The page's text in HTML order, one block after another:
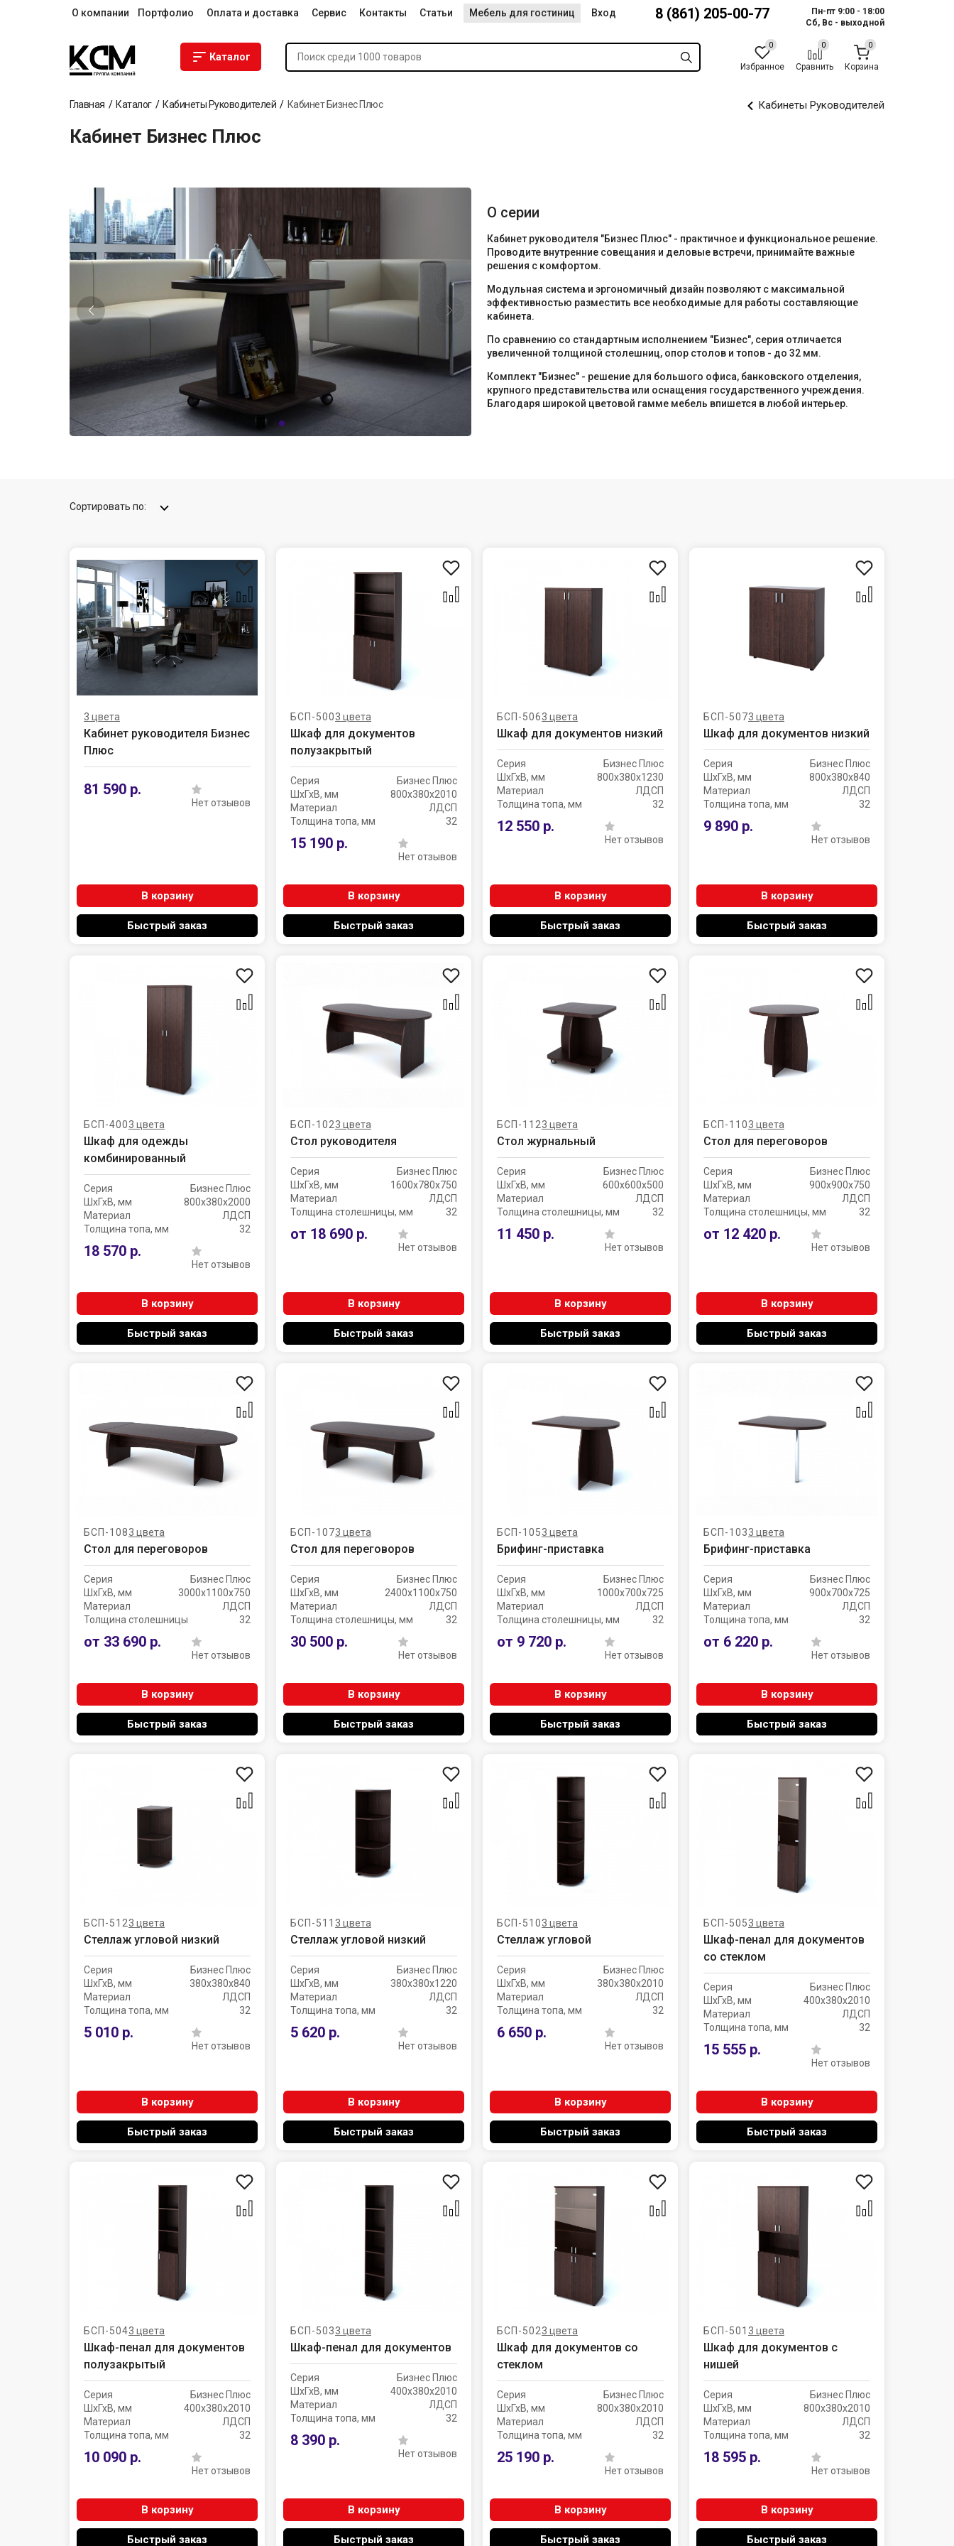
О компании Портфолио Оплата и доставка Сервис Контакты Статьи Мебель для гостиниц Вход 8 (861) 205-00-77
Пн-пт 9:00 - 18:00
Сб, Вс - выходной
Каталог
Избранное Сравнить Корзина
Главная Каталог Кабинеты Руководителей Кабинет Бизнес Плюс Кабинеты Руководителей
Кабинет Бизнес Плюс
О серии
Кабинет руководителя "Бизнес Плюс" - практичное и функциональное решение.
Проводите внутренние совещания и деловые встречи, принимайте важные
решения с комфортом.
Модульная система и эргономичный дизайн позволяют с максимальной
эффективностью разместить все необходимые для работы составляющие
кабинета.
По сравнению со стандартным исполнением "Бизнес", серия отличается
увеличенной толщиной столешниц, опор столов и топов - до 32 мм.
Комплект "Бизнес" - решение для большого офиса, банковского отделения,
крупного представительства или оснащения государственного учреждения.
Благодаря широкой цветовой гамме мебель впишется в любой интерьер.
Сортировать по:
3 цвета
Кабинет руководителя Бизнес
Плюс
81 590 р.
Нет отзывов
В корзину
Быстрый заказ
БСП-5003 цвета
Шкаф для документов
полузакрытый
Серия
Бизнес Плюс
ШхГхВ, мм
800х380х2010
Материал
ЛДСП
Толщина топа, мм
32
15 190 р.
Нет отзывов
В корзину
Быстрый заказ
БСП-5063 цвета
Шкаф для документов низкий
Серия
Бизнес Плюс
ШхГхВ, мм
800х380х1230
Материал
ЛДСП
Толщина топа, мм
32
12 550 р.
Нет отзывов
В корзину
Быстрый заказ
БСП-5073 цвета
Шкаф для документов низкий
Серия
Бизнес Плюс
ШхГхВ, мм
800х380х840
Материал
ЛДСП
Толщина топа, мм
32
9 890 р.
Нет отзывов
В корзину
Быстрый заказ
БСП-4003 цвета
Шкаф для одежды
комбинированный
Серия
Бизнес Плюс
ШхГхВ, мм
800х380х2000
Материал
ЛДСП
Толщина топа, мм
32
18 570 р.
Нет отзывов
В корзину
Быстрый заказ
БСП-1023 цвета
Стол руководителя
Серия
Бизнес Плюс
ШхГхВ, мм
1600х780х750
Материал
ЛДСП
Толщина столешницы, мм
32
от 18 690 р.
Нет отзывов
В корзину
Быстрый заказ
БСП-1123 цвета
Стол журнальный
Серия
Бизнес Плюс
ШхГхВ, мм
600х600х500
Материал
ЛДСП
Толщина столешницы, мм
32
11 450 р.
Нет отзывов
В корзину
Быстрый заказ
БСП-1103 цвета
Стол для переговоров
Серия
Бизнес Плюс
ШхГхВ, мм
900х900х750
Материал
ЛДСП
Толщина столешницы, мм
32
от 12 420 р.
Нет отзывов
В корзину
Быстрый заказ
БСП-1083 цвета
Стол для переговоров
Серия
Бизнес Плюс
ШхГхВ, мм
3000х1100х750
Материал
ЛДСП
Толщина столешницы
32
от 33 690 р.
Нет отзывов
В корзину
Быстрый заказ
БСП-1073 цвета
Стол для переговоров
Серия
Бизнес Плюс
ШхГхВ, мм
2400х1100х750
Материал
ЛДСП
Толщина столешницы, мм
32
30 500 р.
Нет отзывов
В корзину
Быстрый заказ
БСП-1053 цвета
Брифинг-приставка
Серия
Бизнес Плюс
ШхГхВ, мм
1000х700х725
Материал
ЛДСП
Толщина столешницы, мм
32
от 9 720 р.
Нет отзывов
В корзину
Быстрый заказ
БСП-1033 цвета
Брифинг-приставка
Серия
Бизнес Плюс
ШхГхВ, мм
900х700х725
Материал
ЛДСП
Толщина топа, мм
32
от 6 220 р.
Нет отзывов
В корзину
Быстрый заказ
БСП-5123 цвета
Стеллаж угловой низкий
Серия
Бизнес Плюс
ШхГхВ, мм
380х380х840
Материал
ЛДСП
Толщина топа, мм
32
5 010 р.
Нет отзывов
В корзину
Быстрый заказ
БСП-511 3 цвета
Стеллаж угловой низкий
Серия
Бизнес Плюс
ШхГхВ, мм
380х380х1220
Материал
ЛДСП
Толщина топа, мм
32
5 620 р.
Нет отзывов
В корзину
Быстрый заказ
БСП-5103 цвета
Стеллаж угловой
Серия
Бизнес Плюс
ШхГхВ, мм
380х380х2010
Материал
ЛДСП
Толщина топа, мм
32
6 650 р.
Нет отзывов
В корзину
Быстрый заказ
БСП-5053 цвета
Шкаф-пенал для документов
со стеклом
Серия
Бизнес Плюс
ШхГхВ, мм
400х380х2010
Материал
ЛДСП
Толщина топа, мм
32
15 555 р.
Нет отзывов
В корзину
Быстрый заказ
БСП-5043 цвета
Шкаф-пенал для документов
полузакрытый
Серия
Бизнес Плюс
ШхГхВ, мм
400х380х2010
Материал
ЛДСП
Толщина топа, мм
32
10 090 р.
Нет отзывов
В корзину
Быстрый заказ
БСП-5033 цвета
Шкаф-пенал для документов
Серия
Бизнес Плюс
ШхГхВ, мм
400х380х2010
Материал
ЛДСП
Толщина топа, мм
32
8 390 р.
Нет отзывов
В корзину
Быстрый заказ
БСП-5023 цвета
Шкаф для документов со
стеклом
Серия
Бизнес Плюс
ШхГхВ, мм
800х380х2010
Материал
ЛДСП
Толщина топа, мм
32
25 190 р.
Нет отзывов
В корзину
Быстрый заказ
БСП-501 3 цвета
Шкаф для документов с
нишей
Серия
Бизнес Плюс
ШхГхВ, мм
800х380х2010
Материал
ЛДСП
Толщина топа, мм
32
18 595 р.
Нет отзывов
В корзину
Быстрый заказ